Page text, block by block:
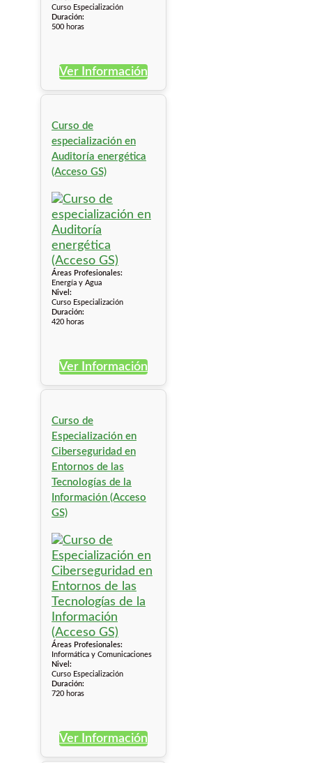
Curso Especialización
Duración:
500 horas
Ver Información
Curso de
especialización en
Auditoría energética
(Acceso GS)
Áreas Profesionales:
Energía y Agua
Nivel:
Curso Especialización
Duración:
420 horas
Ver Información
Curso de
Especialización en
Ciberseguridad en
Entornos de las
Tecnologías de la
Información (Acceso
GS)
Áreas Profesionales:
Informática y Comunicaciones
Nivel:
Curso Especialización
Duración:
720 horas
Ver Información